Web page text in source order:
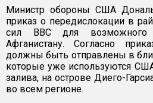
Министр обороны США
приказ о передислокации в
сил ВВС для возможного
Афганистану. Согласно
должны быть отправлены в
которые уже используются
залива, на острове Диего-
во всем регионе.